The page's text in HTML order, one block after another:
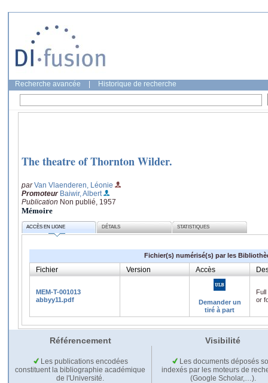
Recherche avancée Historique de recherche
The theatre of Thornton Wilder.
parVan Vlaenderen, Léonie
Promoteur Baiwir, Albert
Publication Non publié, 1957
Mémoire
ACCÈS EN LIGNE DÉTAILS STATISTIQUES
Fichier(s) numérisé(s) par les
Fichier Version Accès
MEM-T-001013
abbyy11.pdf
Demander un
tiré à part
or
Référencement Visibilité
Les publications encodées
constituent la bibliographie académique
de l'Université.
Les documents déposés
indexés par les moteurs de
(Google Scholar,…).